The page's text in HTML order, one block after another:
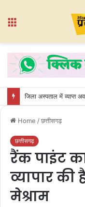
Home /छत्तीसगढ़
छत्तीसगढ़
रैंक पाइंट
व्यापार की
मेश्राम